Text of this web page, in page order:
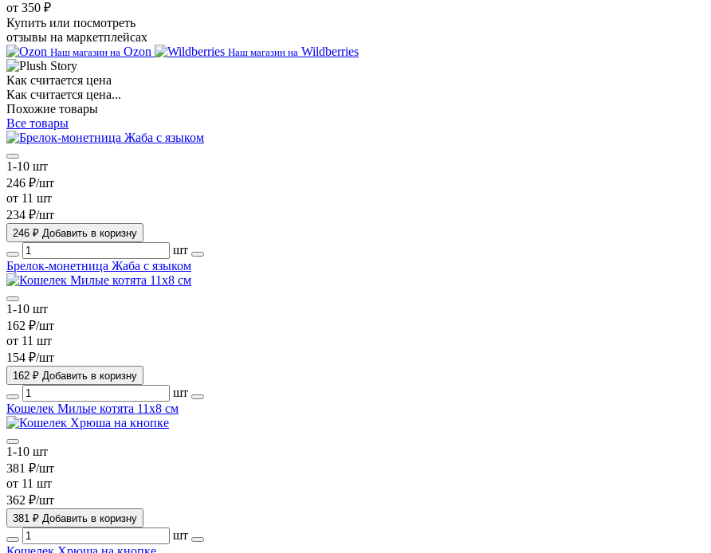
от 350 ₽
Купить или посмотреть
отзывы на маркетплейсах
Наш магазин на Ozon Наш магазин на Wildberries
Как считается цена
Как считается цена...
Похожие товары
Все товары
1-10 шт
246 ₽/шт
от 11 шт
234 ₽/шт
246 ₽ Добавить в коризну
шт
Брелок-монетница Жаба с языком
1-10 шт
162 ₽/шт
от 11 шт
154 ₽/шт
162 ₽ Добавить в коризну
шт
Кошелек Милые котята 11х8 см
1-10 шт
381 ₽/шт
от 11 шт
362 ₽/шт
381 ₽ Добавить в коризну
шт